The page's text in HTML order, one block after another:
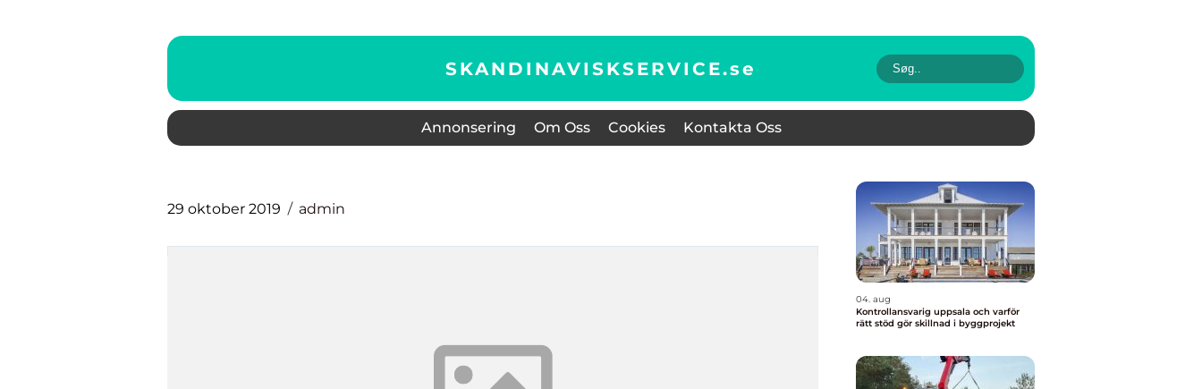
SKANDINAVISKSERVICE.se
Annonsering Om Oss Cookies Kontakta Oss
29 oktober 2019 admin
04. aug
Kontrollansvarig uppsala och varför
rätt stöd gör skillnad i byggprojekt